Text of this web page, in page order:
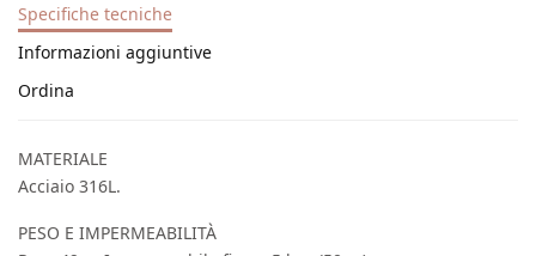
Specifiche tecniche
Informazioni aggiuntive
Ordina
MATERIALE
Acciaio 316L.
PESO E IMPERMEABILITÀ